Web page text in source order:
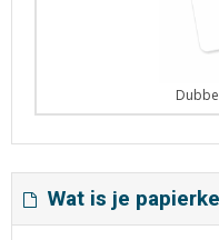
Wat is je